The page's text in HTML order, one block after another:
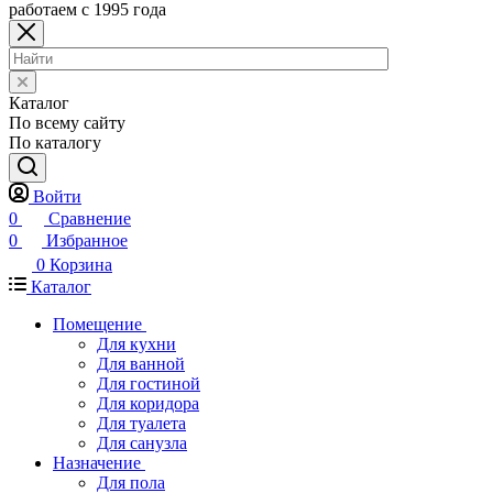
работаем с 1995 года
Каталог
По всему сайту
По каталогу
Войти
0
Сравнение
0
Избранное
0 Корзина
Каталог
Помещение
Для кухни
Для ванной
Для гостиной
Для коридора
Для туалета
Для санузла
Назначение
Для пола